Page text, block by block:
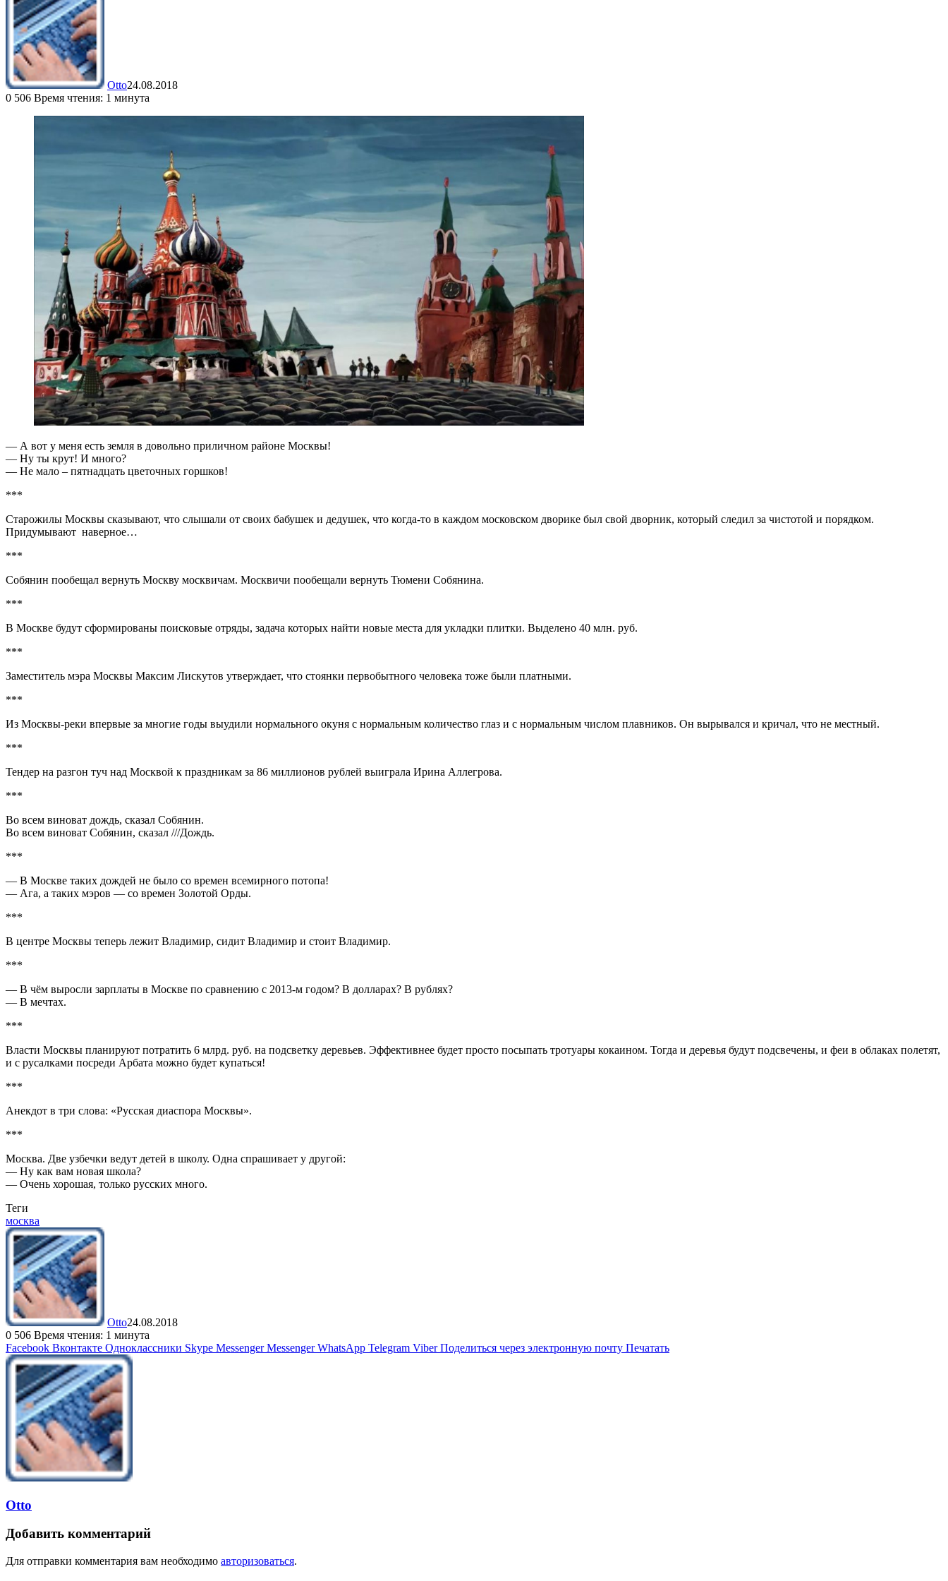
Otto24.08.2018
0 506 Время чтения: 1 минута
— А вот у меня есть земля в довольно приличном районе Москвы!
— Ну ты крут! И много?
— Не мало – пятнадцать цветочных горшков!
***
Старожилы Москвы сказывают, что слышали от своих бабушек и дедушек, что когда-то в каждом московском дворике был свой дворник, который следил за чистотой и порядком.
Придумывают наверное…
***
Собянин пообещал вернуть Москву москвичам. Москвичи пообещали вернуть Тюмени Собянина.
***
В Москве будут сформированы поисковые отряды, задача которых найти новые места для укладки плитки. Выделено 40 млн. руб.
***
Заместитель мэра Москвы Максим Лискутов утверждает, что стоянки первобытного человека тоже были платными.
***
Из Москвы-реки впервые за многие годы выудили нормального окуня с нормальным количество глаз и с нормальным числом плавников. Он вырывался и кричал, что не местный.
***
Тендер на разгон туч над Москвой к праздникам за 86 миллионов рублей выиграла Ирина Аллегрова.
***
Во всем виноват дождь, сказал Собянин.
Во всем виноват Собянин, сказал ///Дождь.
***
— В Москве таких дождей не было со времен всемирного потопа!
— Ага, а таких мэров — со времен Золотой Орды.
***
В центре Москвы теперь лежит Владимир, сидит Владимир и стоит Владимир.
***
— В чём выросли зарплаты в Москве по сравнению с 2013-м годом? В долларах? В рублях?
— В мечтах.
***
Власти Москвы планируют потратить 6 млрд. руб. на подсветку деревьев. Эффективнее будет просто посыпать тротуары кокаином. Тогда и деревья будут подсвечены, и феи в облаках полетят,
и с русалками посреди Арбата можно будет купаться!
***
Анекдот в три слова: «Русская диаспора Москвы».
***
Москва. Две узбечки ведут детей в школу. Одна спрашивает у другой:
— Ну как вам новая школа?
— Очень хорошая, только русских много.
Теги
москва
Otto24.08.2018
0 506 Время чтения: 1 минута
Facebook Вконтакте Одноклассники Skype Messenger Messenger WhatsApp Telegram Viber Поделиться через электронную почту Печатать
Otto
Добавить комментарий
Для отправки комментария вам необходимо авторизоваться.